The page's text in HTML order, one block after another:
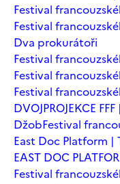
Festival
Festival
Dva prokurátoři
Festival
Festival
Festival
DVOJPROJEKCE
DžobFestival
East Doc Platform |
EAST DOC
Festival